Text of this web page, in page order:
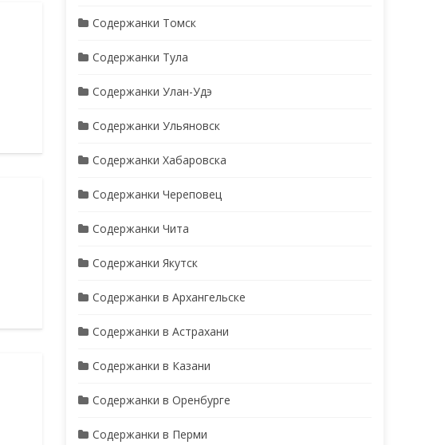
Содержанки Томск
Содержанки Тула
Содержанки Улан-Удэ
Содержанки Ульяновск
Содержанки Хабаровска
Содержанки Череповец
Содержанки Чита
Содержанки Якутск
Содержанки в Архангельске
Содержанки в Астрахани
Содержанки в Казани
Содержанки в Оренбурге
Содержанки в Перми